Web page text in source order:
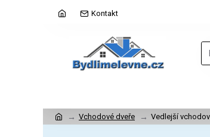
Kontakt
Vchodové dveře Vedlejší